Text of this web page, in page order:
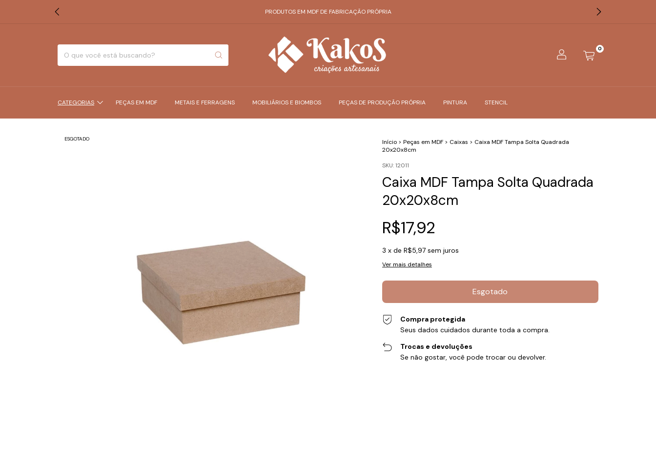
PRODUTOS EM MDF DE FABRICAÇÃO PRÓPRIA
0
CATEGORIAS PEÇAS EM MDF METAIS E FERRAGENS MOBILIÁRIOS E BIOMBOS PEÇAS DE PRODUÇÃO PRÓPRIA PINTURA STENCIL
ESGOTADO Início > Peças em MDF > Caixas > Caixa MDF Tampa Solta Quadrada
20x20x8cm
SKU:12011
Caixa MDF Tampa Solta Quadrada
20x20x8cm
R$17,92
3 x de R$5,97 sem juros
Ver mais detalhes
Compra protegida
Seus dados cuidados durante toda a compra.
Trocas e devoluções
Se não gostar, você pode trocar ou devolver.